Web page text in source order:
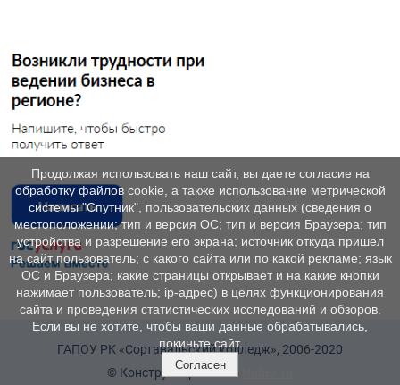
ГАПОУ РК «Сортавальский колледж», 2006-2020
© Конструктор сайтов
Продолжая использовать наш сайт, вы даете согласие на
обработку файлов cookie, а также использование метрической
системы "Спутник", пользовательских данных (сведения о
местоположении; тип и версия ОС; тип и версия Браузера; тип
устройства и разрешение его экрана; источник откуда пришел
на сайт пользователь; с какого сайта или по какой рекламе; язык
ОС и Браузера; какие страницы открывает и на какие кнопки
нажимает пользователь; ip-адрес) в целях функционирования
сайта и проведения статистических исследований и обзоров.
Если вы не хотите, чтобы ваши данные обрабатывались,
покиньте сайт.
Согласен